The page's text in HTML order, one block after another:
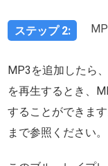
ステップ 2:
MP3を追加したら
を再生するとき、
することができます
まで参照ください。